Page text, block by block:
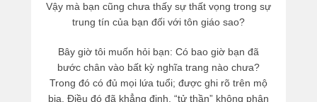
Vậy mà bạn cũng chưa thấy sự thất vọng trong sự
trung tín của bạn đối với tôn giáo sao?
Bây giờ tôi muốn hỏi bạn: Có bao giờ bạn đã
bước chân vào bất kỳ nghĩa trang nào chưa?
Trong đó có đủ mọi lứa tuổi; được ghi rõ trên mộ
bia. Điều đó đã khẳng định, “tử thần” không phân